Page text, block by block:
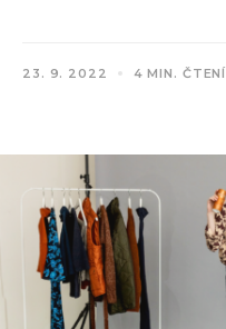
23. 9. 2022 4 MIN. ČTENÍ